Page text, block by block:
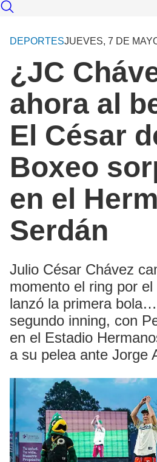
DEPORTESJUEVES, 7 DE
¿JC
ahora al
El César
Boxeo
en el
Serdán
Julio César Chávez
momento el ring por
lanzó la primera
segundo inning, con
en el Estadio
a su pelea ante Jorge